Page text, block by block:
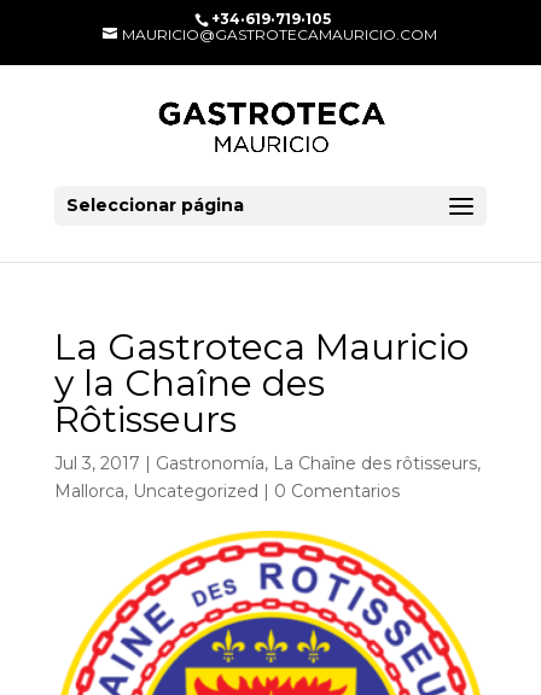
+34·619·719·105
MAURICIO@GASTROTECAMAURICIO.COM
Seleccionar página
La Gastroteca Mauricio
y la Chaîne des
Rôtisseurs
Jul 3, 2017 | Gastronomía, La Chaîne des rôtisseurs,
Mallorca, Uncategorized | 0 Comentarios